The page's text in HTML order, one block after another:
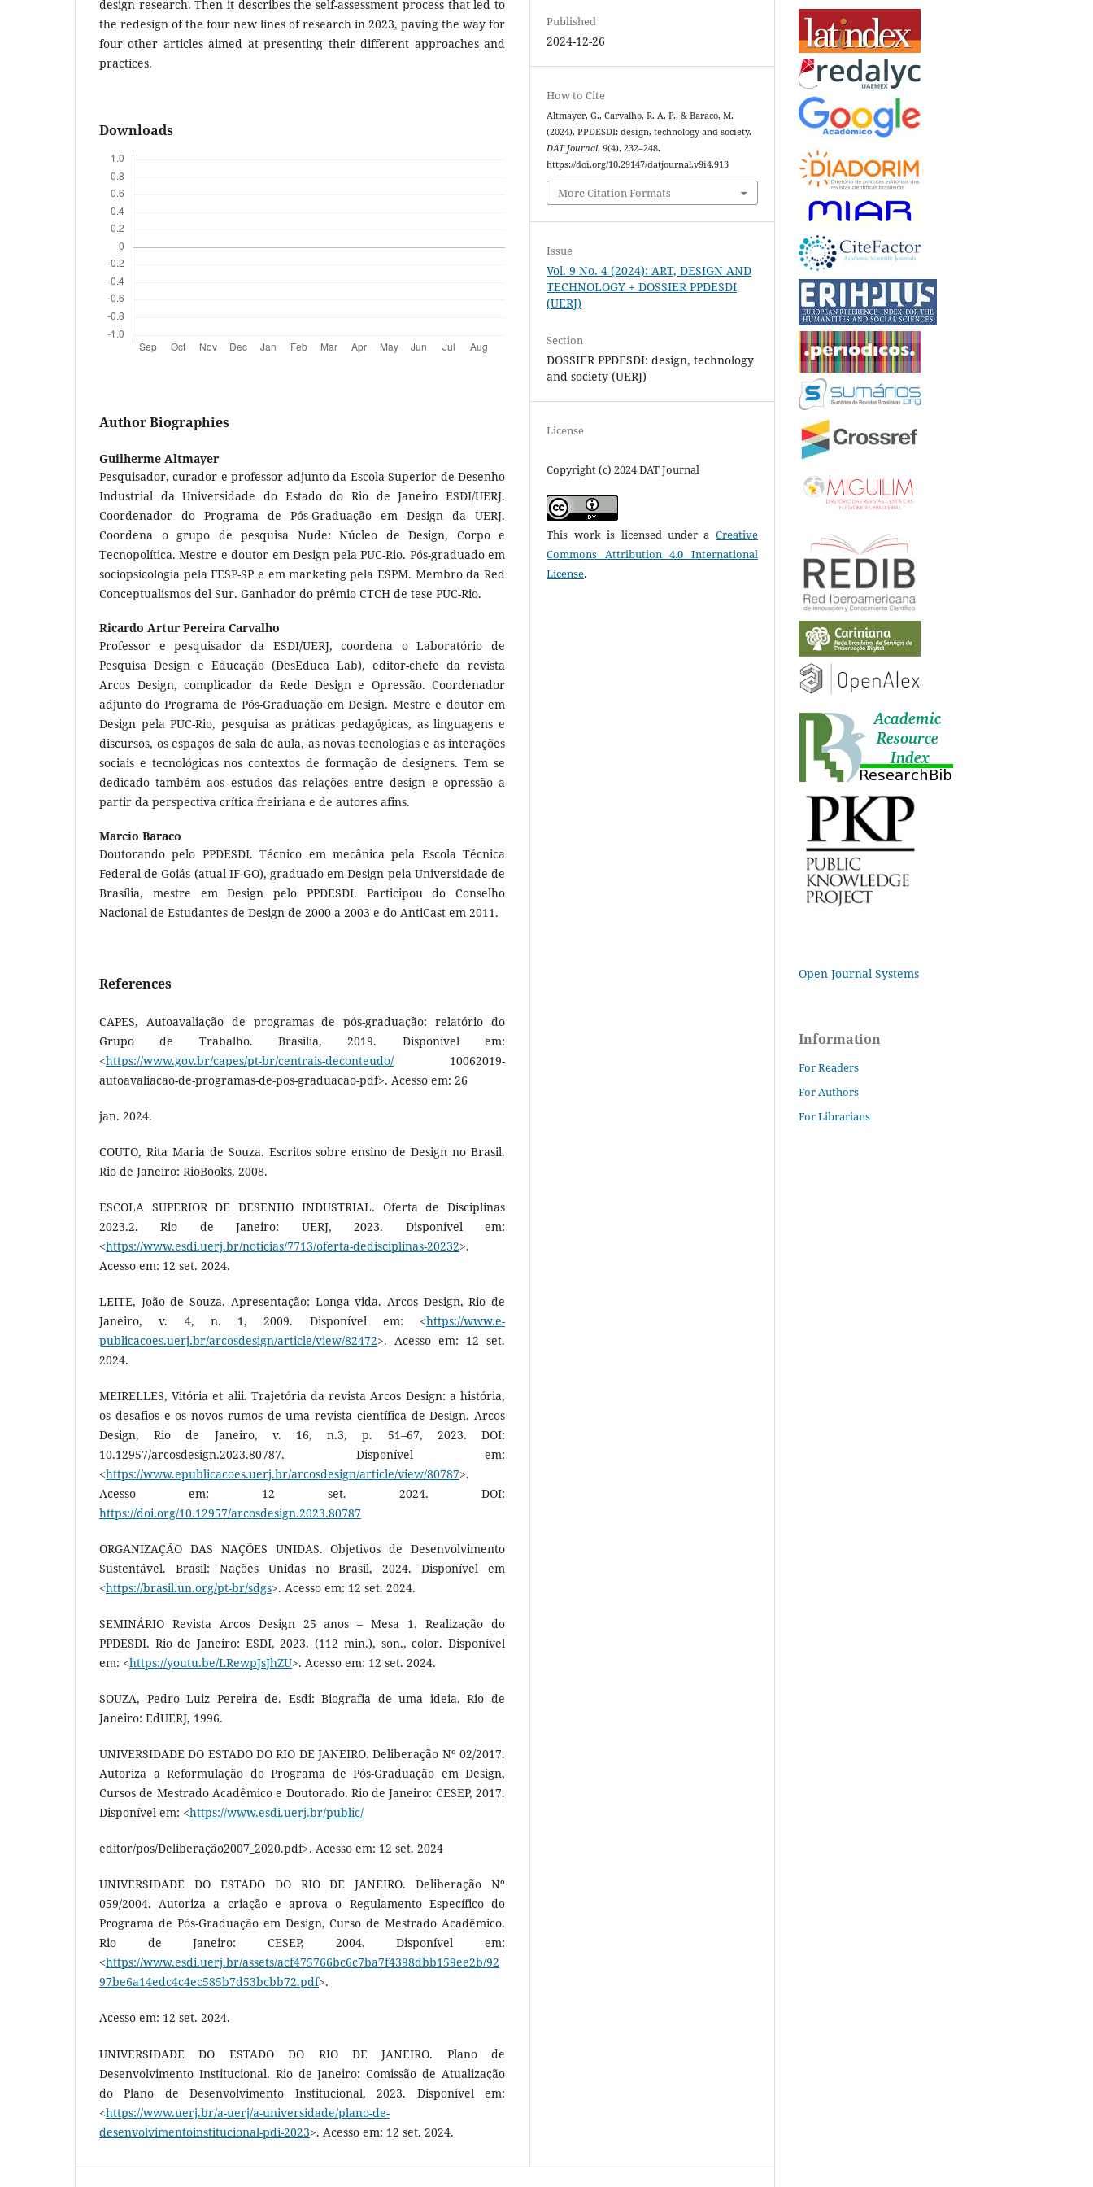
design research. Then it describes the self-assessment process that led to
the redesign of the four new lines of research in 2023, paving the way for
four other articles aimed at presenting their different approaches and
practices.
Downloads
Author Biographies
Guilherme Altmayer
Pesquisador, curador e professor adjunto da Escola Superior de Desenho
Industrial da Universidade do Estado do Rio de Janeiro ESDI/UERJ.
Coordenador do Programa de Pós-Graduação em Design da UERJ.
Coordena o grupo de pesquisa Nude: Núcleo de Design, Corpo e
Tecnopolítica. Mestre e doutor em Design pela PUC-Rio. Pós-graduado em
sociopsicologia pela FESP-SP e em marketing pela ESPM. Membro da Red
Conceptualismos del Sur. Ganhador do prêmio CTCH de tese PUC-Rio.
Ricardo Artur Pereira Carvalho
Professor e pesquisador da ESDI/UERJ, coordena o Laboratório de
Pesquisa Design e Educação (DesEduca Lab), editor-chefe da revista
Arcos Design, complicador da Rede Design e Opressão. Coordenador
adjunto do Programa de Pós-Graduação em Design. Mestre e doutor em
Design pela PUC-Rio, pesquisa as práticas pedagógicas, as linguagens e
discursos, os espaços de sala de aula, as novas tecnologias e as interações
sociais e tecnológicas nos contextos de formação de designers. Tem se
dedicado também aos estudos das relações entre design e opressão a
partir da perspectiva crítica freiriana e de autores afins.
Marcio Baraco
Doutorando pelo PPDESDI. Técnico em mecânica pela Escola Técnica
Federal de Goiás (atual IF-GO), graduado em Design pela Universidade de
Brasília, mestre em Design pelo PPDESDI. Participou do Conselho
Nacional de Estudantes de Design de 2000 a 2003 e do AntiCast em 2011.
References
CAPES, Autoavaliação de programas de pós-graduação: relatório do
Grupo de Trabalho. Brasília, 2019. Disponível em:
<https://www.gov.br/capes/pt-br/centrais-deconteudo/ 10062019-
autoavaliacao-de-programas-de-pos-graduacao-pdf>. Acesso em: 26
jan. 2024.
COUTO, Rita Maria de Souza. Escritos sobre ensino de Design no Brasil.
Rio de Janeiro: RioBooks, 2008.
ESCOLA SUPERIOR DE DESENHO INDUSTRIAL. Oferta de Disciplinas
2023.2. Rio de Janeiro: UERJ, 2023. Disponível em:
<https://www.esdi.uerj.br/noticias/7713/oferta-dedisciplinas-20232>.
Acesso em: 12 set. 2024.
LEITE, João de Souza. Apresentação: Longa vida. Arcos Design, Rio de
Janeiro, v. 4, n. 1, 2009. Disponível em: <https://www.e-
publicacoes.uerj.br/arcosdesign/article/view/82472>. Acesso em: 12 set.
2024.
MEIRELLES, Vitória et alii. Trajetória da revista Arcos Design: a história,
os desafios e os novos rumos de uma revista científica de Design. Arcos
Design, Rio de Janeiro, v. 16, n.3, p. 51–67, 2023. DOI:
10.12957/arcosdesign.2023.80787. Disponível em:
<https://www.epublicacoes.uerj.br/arcosdesign/article/view/80787>.
Acesso em: 12 set. 2024. DOI:
https://doi.org/10.12957/arcosdesign.2023.80787
ORGANIZAÇÃO DAS NAÇÕES UNIDAS. Objetivos de Desenvolvimento
Sustentável. Brasil: Nações Unidas no Brasil, 2024. Disponível em
<https://brasil.un.org/pt-br/sdgs>. Acesso em: 12 set. 2024.
SEMINÁRIO Revista Arcos Design 25 anos – Mesa 1. Realização do
PPDESDI. Rio de Janeiro: ESDI, 2023. (112 min.), son., color. Disponível
em: <https://youtu.be/LRewpJsJhZU>. Acesso em: 12 set. 2024.
SOUZA, Pedro Luiz Pereira de. Esdi: Biografia de uma ideia. Rio de
Janeiro: EdUERJ, 1996.
UNIVERSIDADE DO ESTADO DO RIO DE JANEIRO. Deliberação Nº 02/2017.
Autoriza a Reformulação do Programa de Pós-Graduação em Design,
Cursos de Mestrado Acadêmico e Doutorado. Rio de Janeiro: CESEP, 2017.
Disponível em: <https://www.esdi.uerj.br/public/
editor/pos/Deliberação2007_2020.pdf>. Acesso em: 12 set. 2024
UNIVERSIDADE DO ESTADO DO RIO DE JANEIRO. Deliberação Nº
059/2004. Autoriza a criação e aprova o Regulamento Específico do
Programa de Pós-Graduação em Design, Curso de Mestrado Acadêmico.
Rio de Janeiro: CESEP, 2004. Disponível em:
<https://www.esdi.uerj.br/assets/acf475766bc6c7ba7f4398dbb159ee2b/92
97be6a14edc4c4ec585b7d53bcbb72.pdf>.
Acesso em: 12 set. 2024.
UNIVERSIDADE DO ESTADO DO RIO DE JANEIRO. Plano de
Desenvolvimento Institucional. Rio de Janeiro: Comissão de Atualização
do Plano de Desenvolvimento Institucional, 2023. Disponível em:
<https://www.uerj.br/a-uerj/a-universidade/plano-de-
desenvolvimentoinstitucional-pdi-2023>. Acesso em: 12 set. 2024.
Published
2024-12-26
How to Cite
Altmayer, G., Carvalho, R. A. P., & Baraco, M.
(2024). PPDESDI: design, technology and society.
DAT Journal,9(4), 232–248.
https://doi.org/10.29147/datjournal.v9i4.913
More Citation Formats
Issue
Vol. 9 No. 4 (2024): ART, DESIGN AND
TECHNOLOGY + DOSSIER PPDESDI
(UERJ)
Section
DOSSIER PPDESDI: design, technology
and society (UERJ)
License
Copyright (c) 2024 DAT Journal
This work is licensed under a Creative
Commons Attribution 4.0 International
License.
Open Journal Systems
Information
For Readers
For Authors
For Librarians